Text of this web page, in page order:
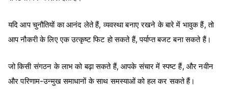
यदि आप चुनौतियों का आनंद लेते हैं, व्यवस्था बनाए रखने के बारे में भावुक हैं, तो
आप नौकरी के लिए एक उत्कृष्ट फिट हो सकते हैं, पर्याप्त बजट बना सकते हैं।
जो किसी संगठन के लाभ को बढ़ा सकते हैं, आपके संचार में स्पष्ट हैं, और नवीन
और परिणाम-उन्मुख समाधानों के साथ समस्याओं को हल कर सकते हैं।